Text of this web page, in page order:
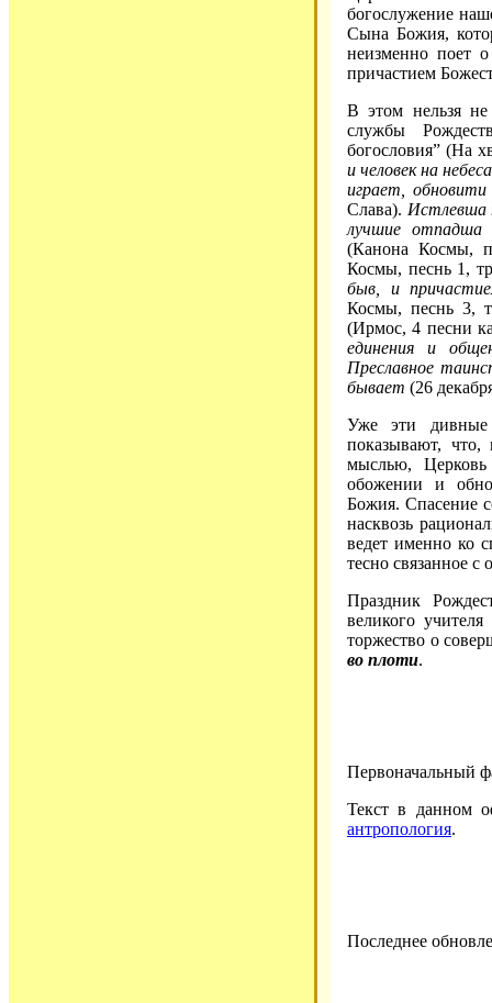
богослужение
Сына Божия,
неизменно поет о
причастием
В этом нельзя не
службы
богословия” (На
и человек на
играет,
Слава). Истлевша
лучшие отпадша
(Канона Космы,
Космы, песнь 1,
быв, и
Космы, песнь 3,
(Ирмос, 4 песни
единения и
Преславное
бывает (26
Уже эти дивные
показывают, что,
мыслью, Церковь
обожении и
Божия. Спасение
насквозь
ведет именно ко
тесно связанное
Праздник
великого
торжество о
во плоти.
Первоначальный
Текст в данном
антропология.
Последнее